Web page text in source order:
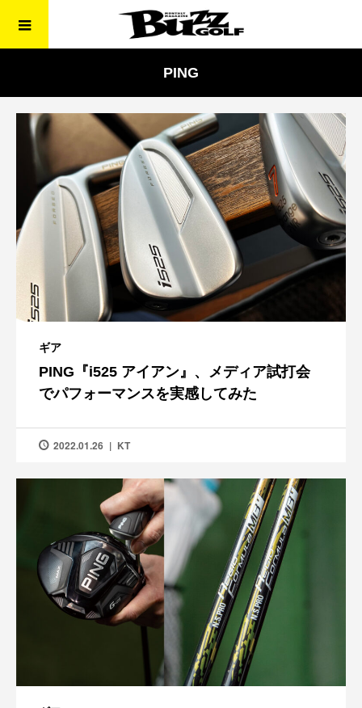
PING
ギア
PING『i525 アイアン』、メディア試打会
でパフォーマンスを実感してみた
2022.01.26 KT